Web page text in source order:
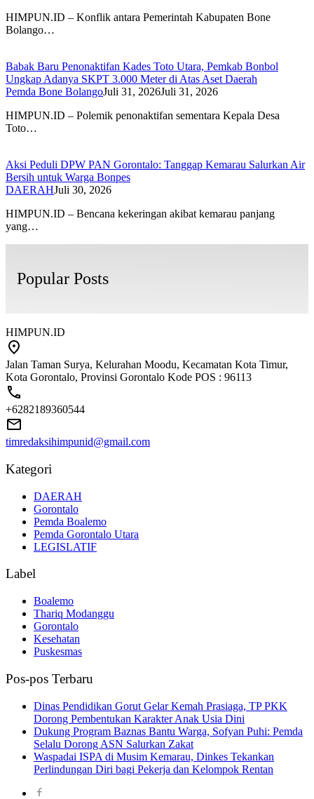
HIMPUN.ID – Konflik antara Pemerintah Kabupaten Bone
Bolango…
Babak Baru Penonaktifan Kades Toto Utara, Pemkab Bonbol
Ungkap Adanya SKPT 3.000 Meter di Atas Aset Daerah
Pemda Bone BolangoJuli 31, 2026Juli 31, 2026
HIMPUN.ID – Polemik penonaktifan sementara Kepala Desa
Toto…
Aksi Peduli DPW PAN Gorontalo: Tanggap Kemarau Salurkan Air
Bersih untuk Warga Bonpes
DAERAHJuli 30, 2026
HIMPUN.ID – Bencana kekeringan akibat kemarau panjang
yang…
Popular Posts
HIMPUN.ID
Jalan Taman Surya, Kelurahan Moodu, Kecamatan Kota Timur,
Kota Gorontalo, Provinsi Gorontalo Kode POS : 96113
+6282189360544
timredaksihimpunid@gmail.com
Kategori
DAERAH
Gorontalo
Pemda Boalemo
Pemda Gorontalo Utara
LEGISLATIF
Label
Boalemo
Thariq Modanggu
Gorontalo
Kesehatan
Puskesmas
Pos-pos Terbaru
Dinas Pendidikan Gorut Gelar Kemah Prasiaga, TP PKK
Dorong Pembentukan Karakter Anak Usia Dini
Dukung Program Baznas Bantu Warga, Sofyan Puhi: Pemda
Selalu Dorong ASN Salurkan Zakat
Waspadai ISPA di Musim Kemarau, Dinkes Tekankan
Perlindungan Diri bagi Pekerja dan Kelompok Rentan